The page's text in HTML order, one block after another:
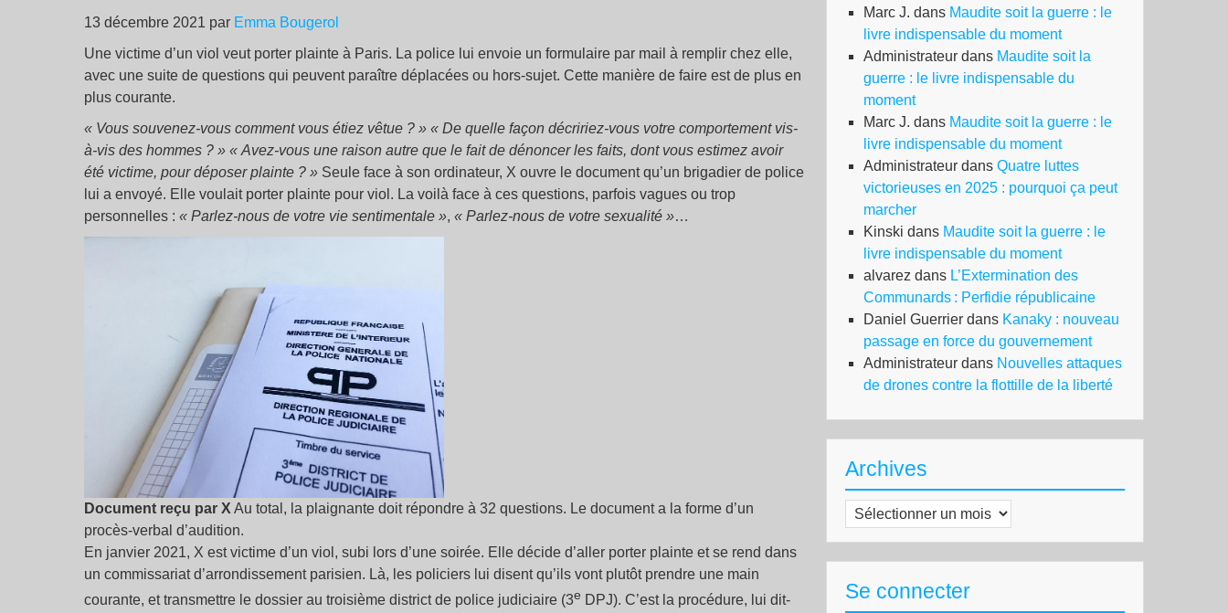
13 décembre 2021 par Emma Bougerol
Une victime d’un viol veut porter plainte à Paris. La police lui envoie un formulaire par mail à remplir chez elle,
avec une suite de questions qui peuvent paraître déplacées ou hors-sujet. Cette manière de faire est de plus en
plus courante.
« Vous souvenez-vous comment vous étiez vêtue ? » « De quelle façon décririez-vous votre comportement vis-
à-vis des hommes ? » « Avez-vous une raison autre que le fait de dénoncer les faits, dont vous estimez avoir
été victime, pour déposer plainte ? » Seule face à son ordinateur, X ouvre le document qu’un brigadier de police
lui a envoyé. Elle voulait porter plainte pour viol. La voilà face à ces questions, parfois vagues ou trop
personnelles : « Parlez-nous de votre vie sentimentale », « Parlez-nous de votre sexualité »…
Document reçu par X Au total, la plaignante doit répondre à 32 questions. Le document a la forme d’un
procès-verbal d’audition.
En janvier 2021, X est victime d’un viol, subi lors d’une soirée. Elle décide d’aller porter plainte et se rend dans
un commissariat d’arrondissement parisien. Là, les policiers lui disent qu’ils vont plutôt prendre une main
courante, et transmettre le dossier au troisième district de police judiciaire (3e DPJ). C’est la procédure, lui dit-
Marc J. dans Maudite soit la guerre : le
livre indispensable du moment
Administrateur dans Maudite soit la
guerre : le livre indispensable du
moment
Marc J. dans Maudite soit la guerre : le
livre indispensable du moment
Administrateur dans Quatre luttes
victorieuses en 2025 : pourquoi ça peut
marcher
Kinski dans Maudite soit la guerre : le
livre indispensable du moment
alvarez dans L’Extermination des
Communards : Perfidie républicaine
Daniel Guerrier dans Kanaky : nouveau
passage en force du gouvernement
Administrateur dans Nouvelles attaques
de drones contre la flottille de la liberté
Archives
Archives
Se connecter